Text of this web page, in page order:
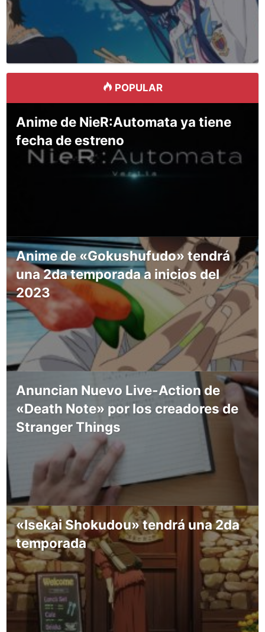
POPULAR
Anime de NieR:Automata ya tiene
fecha de estreno
Anime de «Gokushufudo» tendrá
una 2da temporada a inicios del
2023
Anuncian Nuevo Live-Action de
«Death Note» por los creadores de
Stranger Things
«Isekai Shokudou» tendrá una 2da
temporada